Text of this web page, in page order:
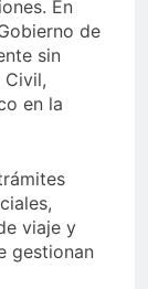
En
de
sin
Civil,
en la
viaje y
gestionan